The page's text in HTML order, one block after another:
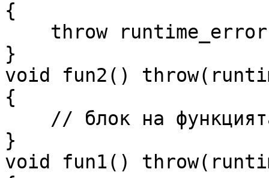
{
throw
}
void fun2()
{
// блок на
}
void fun1()